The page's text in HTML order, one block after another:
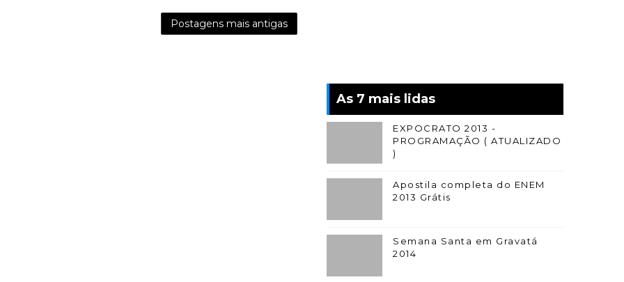
Postagens mais antigas
As 7 mais lidas
EXPOCRATO 2013 -
PROGRAMAÇÃO ( ATUALIZADO
)
Apostila completa do ENEM
2013 Grátis
Semana Santa em Gravatá
2014